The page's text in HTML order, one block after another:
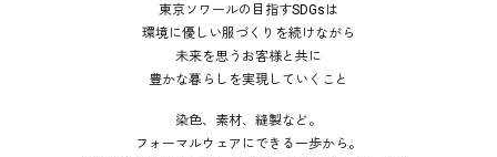
東京ソワールの目指すSDGsは
環境に優しい服づくりを続けながら
未来を思うお客様と共に
豊かな暮らしを実現していくこと
染色、素材、縫製など。
フォーマルウェアにできる一歩から。